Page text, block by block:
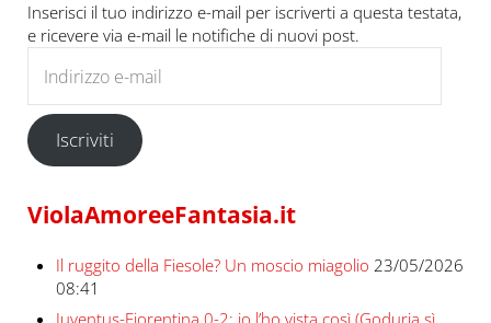
Inserisci il tuo indirizzo e-mail per iscriverti a questa testata,
e ricevere via e-mail le notifiche di nuovi post.
Iscriviti
ViolaAmoreeFantasia.it
Il ruggito della Fiesole? Un moscio miagolio 23/05/2026
08:41